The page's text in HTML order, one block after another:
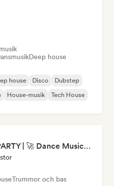
Deep house
house Disco
Dubstep
House-musik Tech House
🌆 ROOFTOP PARTY | 🚀 Dance Music Mix 2026 by Prisma Records
Trummor och bas